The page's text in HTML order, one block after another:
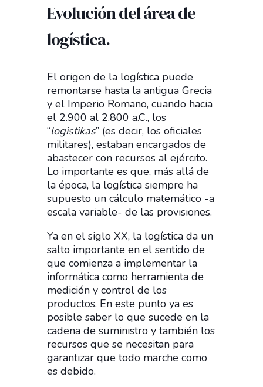
Evolución del área de
logística.
El origen de la logística puede
remontarse hasta la antigua Grecia
y el Imperio Romano, cuando hacia
el 2.900 al 2.800 a.C., los
“logistikas” (es decir, los oficiales
militares), estaban encargados de
abastecer con recursos al ejército.
Lo importante es que, más allá de
la época, la logística siempre ha
supuesto un cálculo matemático -a
escala variable- de las provisiones.
Ya en el siglo XX, la logística da un
salto importante en el sentido de
que comienza a implementar la
informática como herramienta de
medición y control de los
productos. En este punto ya es
posible saber lo que sucede en la
cadena de suministro y también los
recursos que se necesitan para
garantizar que todo marche como
es debido.